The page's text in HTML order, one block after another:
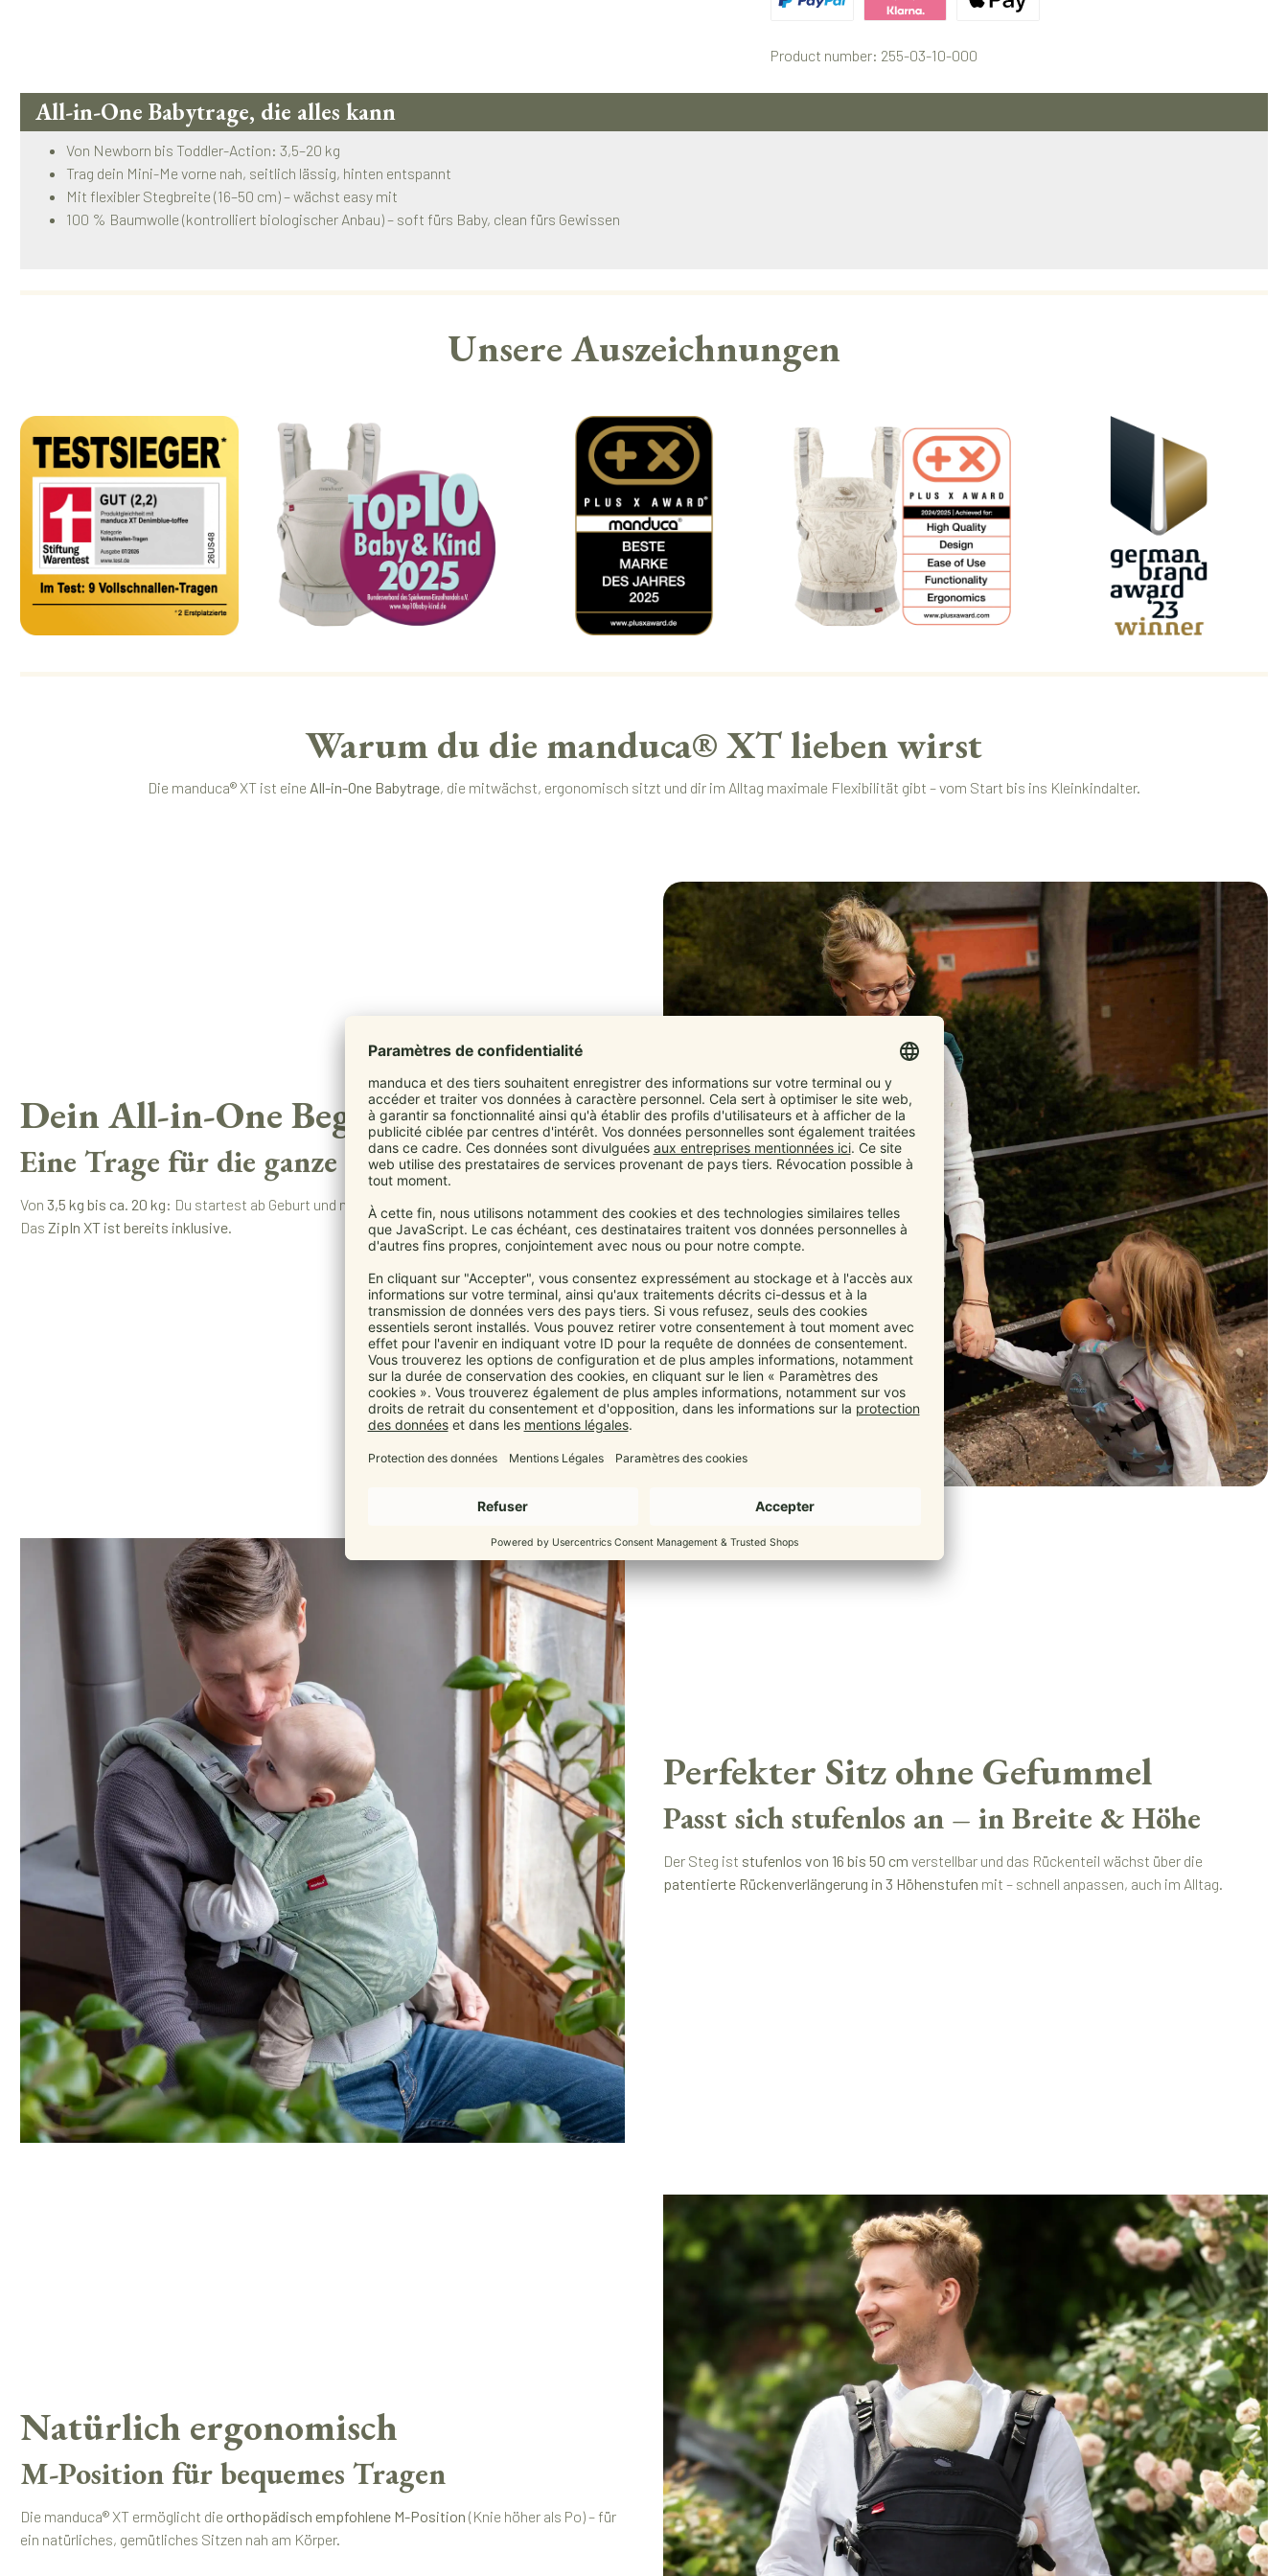
Product number: 255-03-10-000
All-in-One Babytrage, die alles kann
Von Newborn bis Toddler-Action: 3,5–20 kg
Trag dein Mini-Me vorne nah, seitlich lässig, hinten entspannt
Mit flexibler Stegbreite (16–50 cm) – wächst easy mit
100 % Baumwolle (kontrolliert biologischer Anbau) – soft fürs Baby, clean fürs Gewissen
Unsere Auszeichnungen
Warum du die manduca® XT lieben wirst
Die manduca® XT ist eine All-in-One Babytrage, die mitwächst, ergonomisch sitzt und dir im Alltag maximale Flexibilität gibt – vom Start bis ins Kleinkindalter.
Dein All-in-One Begleiter
Eine Trage für die ganze Tragezeit
Von 3,5 kg bis ca. 20 kg: Du startest ab Geburt und nutzt sie lange weiter – ohne Pflicht-Zubehör.
Das ZipIn XT ist bereits inklusive
Perfekter Sitz ohne Gefummel
Passt sich stufenlos an – in Breite & Höhe
Der Steg ist stufenlos von 16 bis 50 cm verstellbar und das Rückenteil wächst über die
patentierte Rückenverlängerung in 3 Höhenstufen mit – schnell anpassen, auch im Alltag.
Natürlich ergonomisch
M-Position für bequemes Tragen
Die manduca® XT ermöglicht die orthopädisch empfohlene M-Position (Knie höher als Po) – für
ein natürliches, gemütliches Sitzen nah am Körper.